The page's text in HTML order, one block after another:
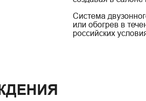
Система
или обогрев в
российских